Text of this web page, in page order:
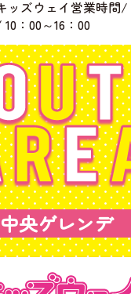
ッズウェイ営業時間/
：00～16：00
中央ゲレンデ